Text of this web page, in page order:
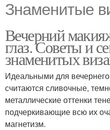
Знаменитые
Вечерний
глаз. Советы и
знаменитых
Идеальными для
считаются сливочные,
металлические оттенки
подчеркивающие всю их
магнетизм.